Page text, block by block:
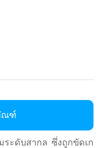
ณฑ์
ระดับสากล ซึ่งถูกขัดเก